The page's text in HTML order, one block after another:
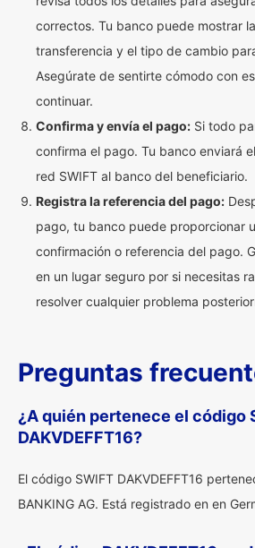
correctos. Tu banco puede mostrar
transferencia y el tipo de cambio
Asegúrate de sentirte cómodo con
continuar.
Confirma y envía el pago: Si todo
confirma el pago. Tu banco enviará
red SWIFT al banco del beneficiario.
Registra la referencia del pago:
pago, tu banco puede proporcionar
confirmación o referencia del pago.
en un lugar seguro por si necesitas
resolver cualquier problema
Preguntas
¿A quién pertenece el código
DAKVDEFFT16?
El código SWIFT DAKVDEFFT16
BANKING AG. Está registrado en en